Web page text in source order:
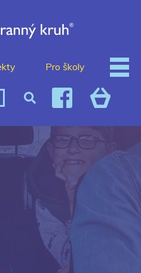
Pro školy